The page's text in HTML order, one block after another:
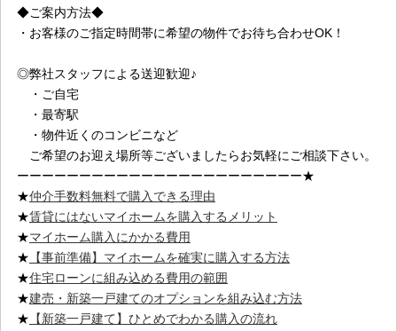
◆ご案内方法◆
・お客様のご指定時間帯に希望の物件でお待ち合わせOK！
◎弊社スタッフによる送迎歓迎♪
・ご自宅
・最寄駅
・物件近くのコンビニなど
ご希望のお迎え場所等ございましたらお気軽にご相談下さい。
ーーーーーーーーーーーーーーーーーーーーーーー★
★仲介手数料無料で購入できる理由
★賃貸にはないマイホームを購入するメリット
★マイホーム購入にかかる費用
★ 【事前準備】マイホームを確実に購入する方法
★住宅ローンに組み込める費用の範囲
★建売・新築一戸建てのオプションを組み込む方法
★ 【新築一戸建て】ひとめでわかる購入の流れ